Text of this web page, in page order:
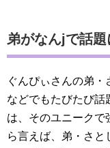
弟がなんjで話
ぐんぴぃさんの弟・
などでもたびたび話
は、そのユニークで
ら言えば、弟・さと